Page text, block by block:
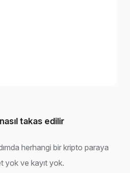
takas edilir
herhangi bir kripto paraya
yok ve kayıt yok.